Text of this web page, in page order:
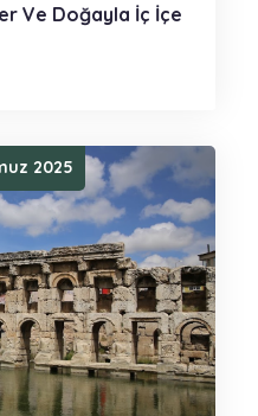
Ve Doğayla İç İçe
2025